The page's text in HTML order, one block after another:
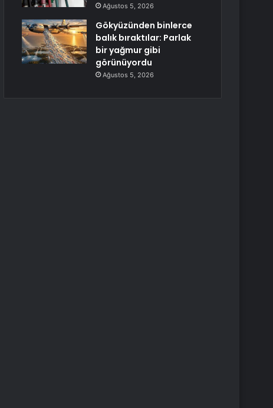
Ağustos 5, 2026
Gökyüzünden binlerce
balık bıraktılar: Parlak
bir yağmur gibi
görünüyordu
Ağustos 5, 2026